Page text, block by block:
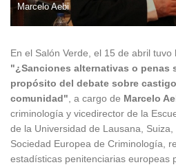
Marcelo Aebi
En el Salón Verde, el 15 de abril tuvo
"¿Sanciones alternativas o penas
propósito del debate sobre
comunidad" , a cargo de Marcelo
criminología y vicedirector de la
de la Universidad de Lausana,
Sociedad Europea de Criminología,
estadísticas penitenciarias europeas